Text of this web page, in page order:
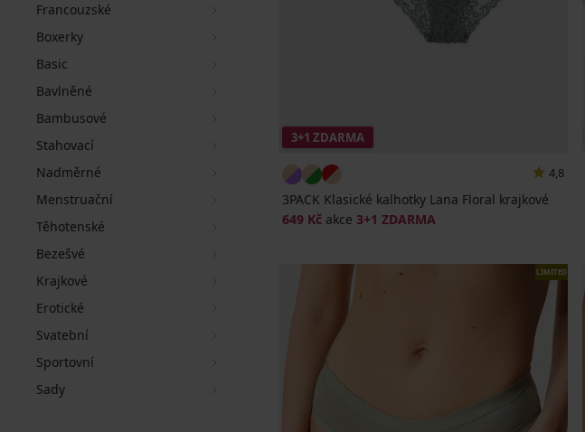
Francouzské
Boxerky
Basic
Bavlněné
Bambusové
Stahovací
Nadměrné
Menstruační
Těhotenské
Bezešvé
Krajkové
Erotické
Svatební
Sportovní
Sady
3+1 ZDARMA
4,8
3PACK Klasické kalhotky Lana Floral krajkové
649 Kč akce 3+1 ZDARMA
LIMITED